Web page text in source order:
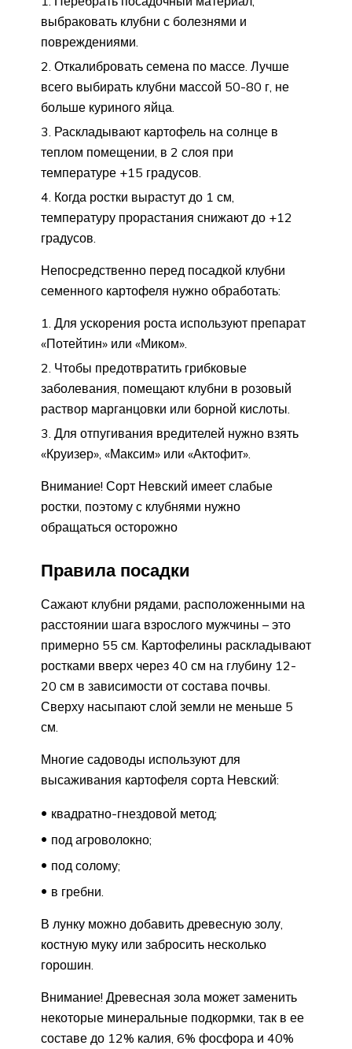
выбраковать клубни с болезнями и
повреждениями.
Откалибровать семена по массе. Лучше
всего выбирать клубни массой 50-80 г, не
больше куриного яйца.
Раскладывают картофель на солнце в
теплом помещении, в 2 слоя при
температуре +15 градусов.
Когда ростки вырастут до 1 см,
температуру прорастания снижают до +12
градусов.
Непосредственно перед посадкой клубни
семенного картофеля нужно обработать:
Для ускорения роста используют препарат
«Потейтин» или «Миком».
Чтобы предотвратить грибковые
заболевания, помещают клубни в розовый
раствор марганцовки или борной кислоты.
Для отпугивания вредителей нужно взять
«Круизер», «Максим» или «Актофит».
Внимание! Сорт Невский имеет слабые
ростки, поэтому с клубнями нужно
обращаться осторожно
Правила посадки
Сажают клубни рядами, расположенными на
расстоянии шага взрослого мужчины – это
примерно 55 см. Картофелины раскладывают
ростками вверх через 40 см на глубину 12-
20 см в зависимости от состава почвы.
Сверху насыпают слой земли не меньше 5
см.
Многие садоводы используют для
высаживания картофеля сорта Невский:
квадратно-гнездовой метод;
под агроволокно;
под солому;
в гребни.
В лунку можно добавить древесную золу,
костную муку или забросить несколько
горошин.
Внимание! Древесная зола может заменить
некоторые минеральные подкормки, так в ее
составе до 12% калия, 6% фосфора и 40%